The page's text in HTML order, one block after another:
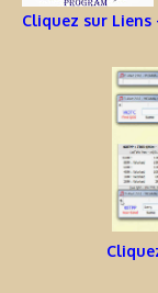
Cliquez sur